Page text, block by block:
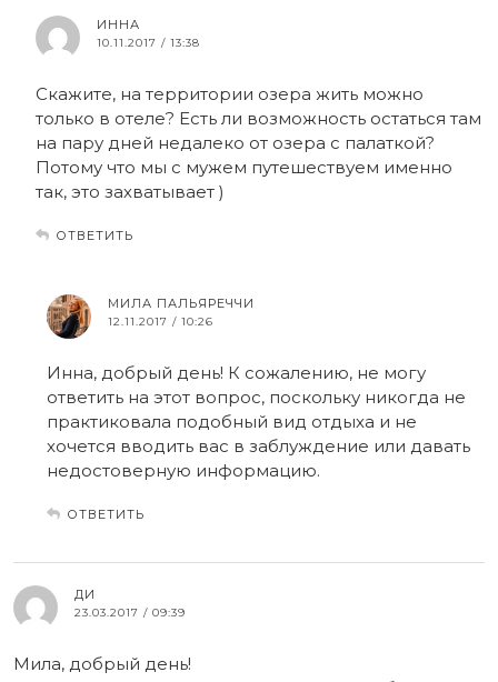
ИННА
10.11.2017 / 13:38
Скажите, на территории озера жить можно
только в отеле? Есть ли возможность остаться там
на пару дней недалеко от озера с палаткой?
Потому что мы с мужем путешествуем именно
так, это захватывает )
ОТВЕТИТЬ
МИЛА ПАЛЬЯРЕЧЧИ
12.11.2017 / 10:26
Инна, добрый день! К сожалению, не могу
ответить на этот вопрос, поскольку никогда не
практиковала подобный вид отдыха и не
хочется вводить вас в заблуждение или давать
недостоверную информацию.
ОТВЕТИТЬ
ДИ
23.03.2017 / 09:39
Мила, добрый день!